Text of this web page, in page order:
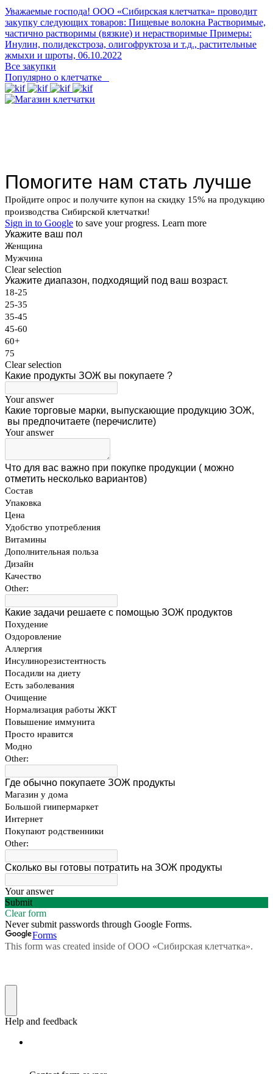
Уважаемые господа! ООО «Сибирская клетчатка» проводит
закупку следующих товаров: Пищевые волокна Растворимые,
частично растворимы (вязкие) и нерастворимые Примеры:
Инулин, полидекстроза, олигофруктоза и т.д., растительные
жмыхи и шроты, 06.10.2022
Все закупки
Популярно о клетчатке